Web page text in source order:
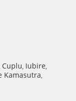
Cuplu, Iubire,
Kamasutra,